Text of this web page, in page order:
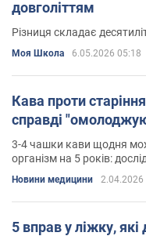
довголіттям
Різниця складає
Моя Школа 6.05.2026 05:18
Кава проти
справді
3-4 чашки кави щодня
організм на 5 років:
Новини медицини 2.04.2026
5 вправ у ліжку,